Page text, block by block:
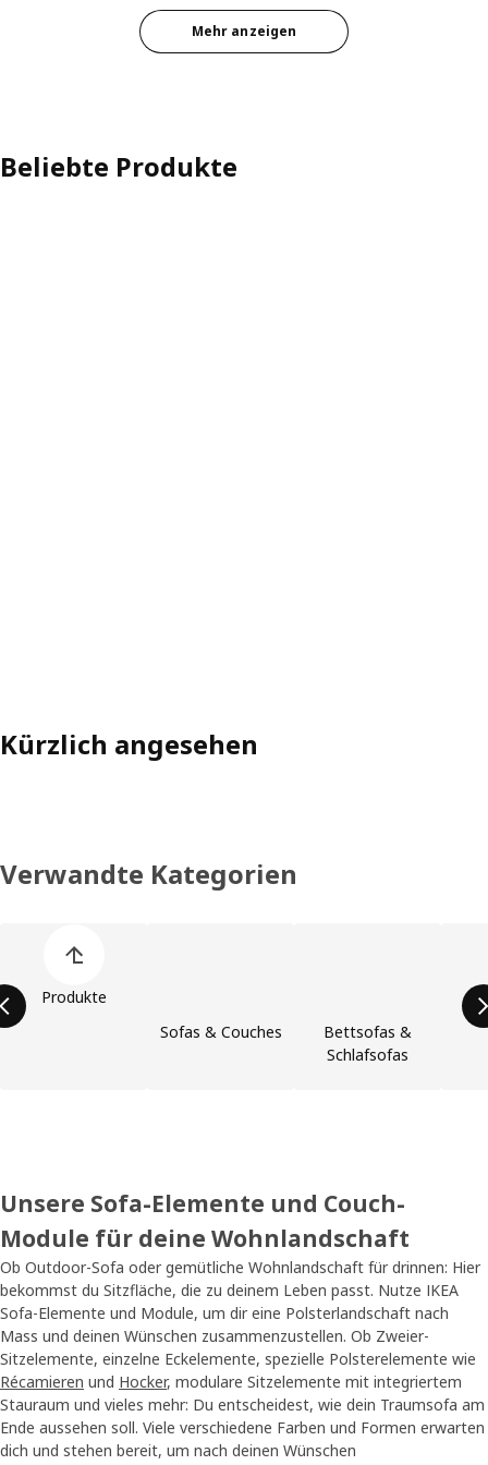
JÄTTEBO, Récamierenelemente, Samsala ocker
Option: JÄTTEBO, 4er-
Mehr anzeigen
Beliebte Produkte
Kürzlich angesehen
Verwandte Kategorien
Produkte
Sofas & Couches
Bettsofas &
Schlafsofas
Unsere Sofa-Elemente und Couch-
Module für deine Wohnlandschaft
Ob Outdoor-Sofa oder gemütliche Wohnlandschaft für drinnen: Hier
bekommst du Sitzfläche, die zu deinem Leben passt. Nutze IKEA
Sofa-Elemente und Module, um dir eine Polsterlandschaft nach
Mass und deinen Wünschen zusammenzustellen. Ob Zweier-
Sitzelemente, einzelne Eckelemente, spezielle Polsterelemente wie
Récamieren und Hocker, modulare Sitzelemente mit integriertem
Stauraum und vieles mehr: Du entscheidest, wie dein Traumsofa am
Ende aussehen soll. Viele verschiedene Farben und Formen erwarten
dich und stehen bereit, um nach deinen Wünschen